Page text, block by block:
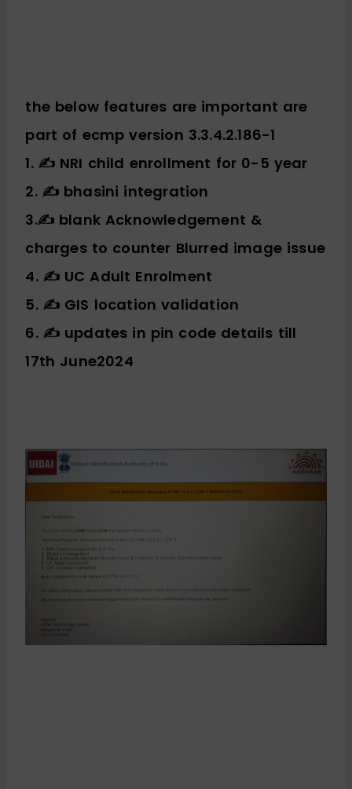
the below features are important are
part of ecmp version 3.3.4.2.186-1
1. ✍️ NRI child enrollment for 0-5 year
2. ✍️ bhasini integration
3.✍️ blank Acknowledgement &
charges to counter Blurred image issue
4. ✍️ UC Adult Enrolment
5. ✍️ GIS location validation
6. ✍️ updates in pin code details till
17th June2024